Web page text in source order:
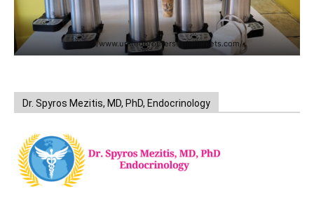
https://www.unitedbrothersfruitmarkets.com/
Dr. Spyros Mezitis, MD, PhD, Endocrinology